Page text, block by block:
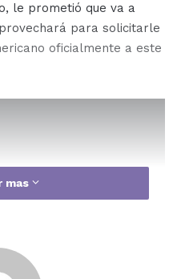
le prometió que va a
para solicitarle
oficialmente a este
manda un
decir? Y
mas